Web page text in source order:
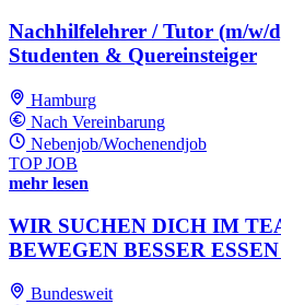
Nachhilfelehrer / Tutor (m/w/
Studenten & Quereinsteiger
Hamburg
Nach Vereinbarung
Nebenjob/Wochenendjob
TOP JOB
mehr lesen
WIR SUCHEN DICH IM
BEWEGEN BESSER ESSEN
Bundesweit